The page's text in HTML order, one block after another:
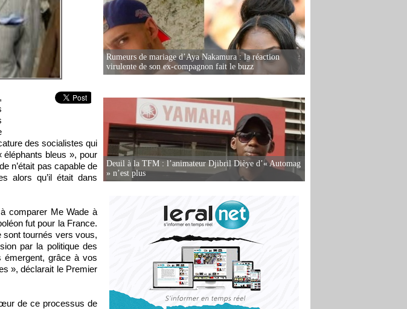
des socialistes qui
éléphants bleus », pour
n’était pas capable de
alors qu’il était dans
comparer Me Wade à
fut pour la France.
sont tournés vers vous,
par la politique des
grâce à vos
», déclarait le Premier
de ce processus de
Rumeurs de mariage d’Aya Nakamura : la réaction
virulente de son ex-compagnon fait le buzz
Deuil à la TFM : l’animateur Djibril Dièye d’« Automag
» n’est plus